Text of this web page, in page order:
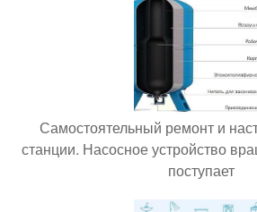
Самостоятельный ремонт и
станции. Насосное устройство
поступает